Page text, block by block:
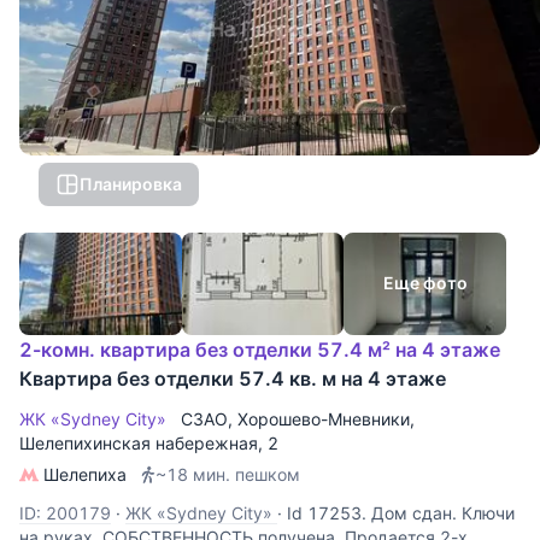
Планировка
Еще фото
2-комн. квартира без отделки 57.4 м² на 4 этаже
Квартира без отделки 57.4 кв. м на 4 этаже
ЖК «Sydney City» СЗАО, Хорошево-Мневники,
Шелепихинская набережная, 2
Шелепиха
~18 мин. пешком
ID: 200179 · ЖК «Sydney City» · Id 17253. Дом сдан. Ключи